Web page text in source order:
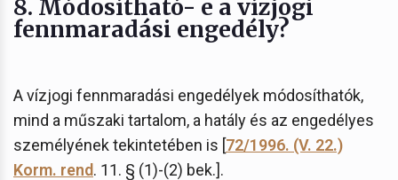
8. Módosítható- e a vízjogi
fennmaradási engedély?
A vízjogi fennmaradási engedélyek módosíthatók,
mind a műszaki tartalom, a hatály és az engedélyes
személyének tekintetében is [72/1996. (V. 22.)
Korm. rend. 11. § (1)-(2) bek.].